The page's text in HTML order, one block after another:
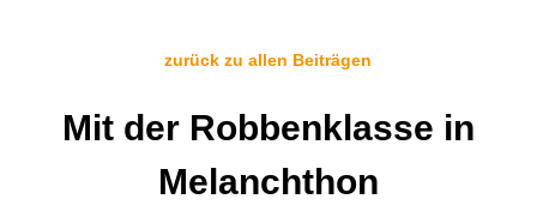
zurück zu allen Beiträgen
Mit der Robbenklasse in
Melanchthon